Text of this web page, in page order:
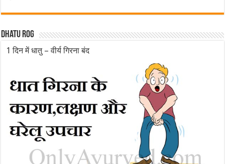
Dhatu rog
1 दिन में धातु – वीर्य गिरना बंद